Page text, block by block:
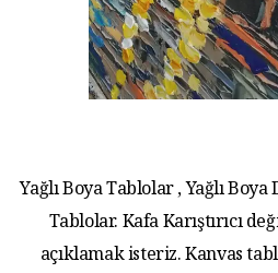
Yağlı Boya Tablolar , Yağlı
Tablolar. Kafa Karıştırıcı
açıklamak isteriz. Kanvas